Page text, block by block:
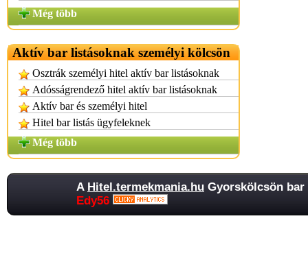
Még több
Aktív bar listásoknak személyi kölcsön
Osztrák személyi hitel aktív bar listásoknak
Adósságrendező hitel aktív bar listásoknak
Aktív bar és személyi hitel
Hitel bar listás ügyfeleknek
Még több
A Hitel.termekmania.hu Gyorskölcsön
Edy56